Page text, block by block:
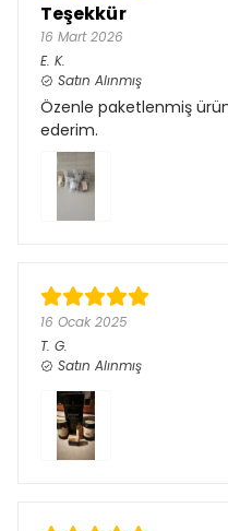
Teşekkür
16 Mart 2026
E. K.
Satın Alınmış
Özenle paketlenmiş
ederim.
16 Ocak 2025
T. G.
Satın Alınmış